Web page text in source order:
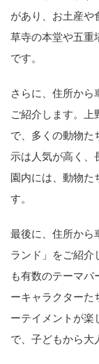
があり、お土産や
草寺の本堂や五重
です。
さらに、住所か
ご紹介します。上
で、多くの動物た
示は人気が高く、
園内には、動物た
す。
最後に、住所から
ランド」をご紹介
も有数のテーマ
ーキャラクターた
ーテイメントが楽
で、子どもから大